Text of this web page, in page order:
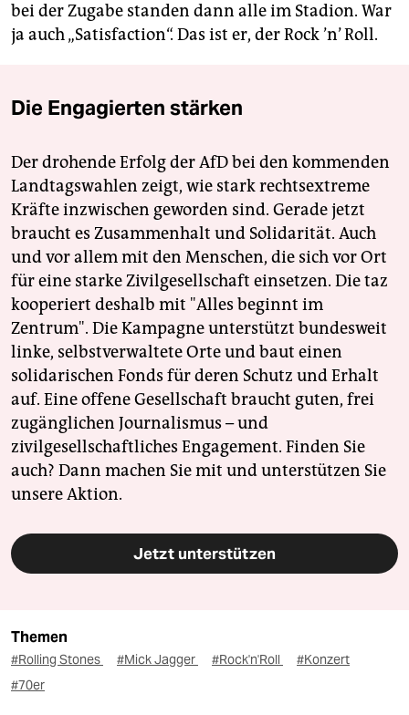
bei der Zugabe standen dann alle im Stadion. War
ja auch „Satisfaction“. Das ist er, der Rock ’n’ Roll.
Die Engagierten stärken
Der drohende Erfolg der AfD bei den kommenden
Landtagswahlen zeigt, wie stark rechtsextreme
Kräfte inzwischen geworden sind. Gerade jetzt
braucht es Zusammenhalt und Solidarität. Auch
und vor allem mit den Menschen, die sich vor Ort
für eine starke Zivilgesellschaft einsetzen. Die taz
kooperiert deshalb mit "Alles beginnt im
Zentrum". Die Kampagne unterstützt bundesweit
linke, selbstverwaltete Orte und baut einen
solidarischen Fonds für deren Schutz und Erhalt
auf. Eine offene Gesellschaft braucht guten, frei
zugänglichen Journalismus – und
zivilgesellschaftliches Engagement. Finden Sie
auch? Dann machen Sie mit und unterstützen Sie
unsere Aktion.
Jetzt unterstützen
Themen
#Rolling Stones #Mick Jagger #Rock'n'Roll
#Konzert
#70er